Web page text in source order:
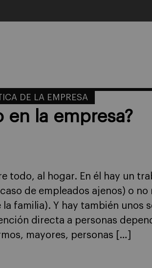
DE LA EMPRESA
en la empresa?
todo, al hogar. En él hay un
de empleados ajenos) o no
familia). Y hay también unos
directa a personas
mayores, personas […]